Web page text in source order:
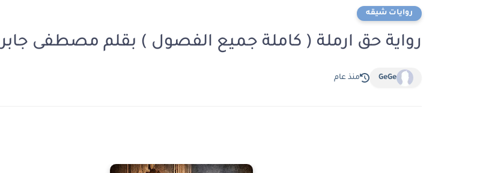
روايات شيقه
رواية حق ارملة ( كاملة جميع الفصول ) بقلم مصطفى جابر
GeGe منذ عام